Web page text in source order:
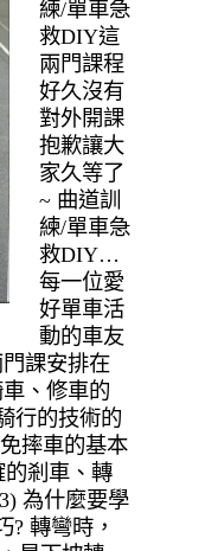
練/單車急
救DIY這
兩門課程
好久沒有
對外開課
抱歉讓大
家久等了
~ 曲道訓
練/單車急
救DIY…
每一位愛
好單車活
動的車友
課安排在
、修車的
行的技術的
摔車的基本
剎車、轉
為什麼要學
? 轉彎時，